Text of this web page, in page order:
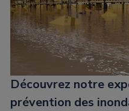
Découvrez notre
prévention des